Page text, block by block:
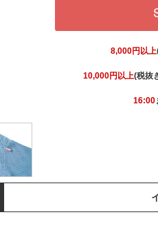
8,000円以上
10,000円以上(税抜
16:00